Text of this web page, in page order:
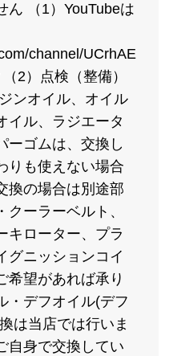
ん （1）YouTubeは
channel/UCrhAE
2）点検（整備）
ンオイル、オイル
イル、ラジエータ
ーゴムは、交換し
りも使えない場合
換の場合は別途部
ーラーベルト、
キローター、プラ
グニッションコイ
希望があれば承り
・デフオイル(デフ
は当店では行いま
自身で交換してい